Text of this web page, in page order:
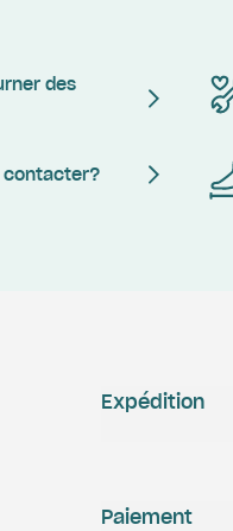
des
contacter?
Expédition
Paiement